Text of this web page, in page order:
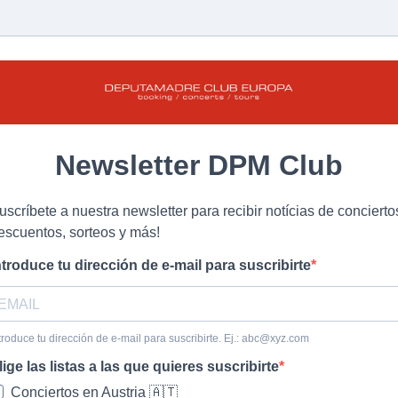
Newsletter DPM Club
a nuestra newsletter para recibir notícias de
sorteos y más!
tu dirección de e-mail para suscribirte
tu dirección de e-mail para suscribirte. Ej.: abc@xyz.com
las listas a las que quieres suscribirte
Conciertos en Austria 🇦🇹